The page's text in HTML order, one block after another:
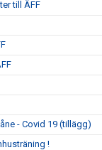
till ÄFF
- Covid 19 (tillägg)
!